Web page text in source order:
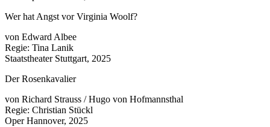
Wer hat Angst vor Virginia Woolf?
von Edward Albee
Regie: Tina Lanik
Staatstheater Stuttgart, 2025
Der Rosenkavalier
von Richard Strauss / Hugo von Hofmannsthal
Regie: Christian Stückl
Oper Hannover, 2025